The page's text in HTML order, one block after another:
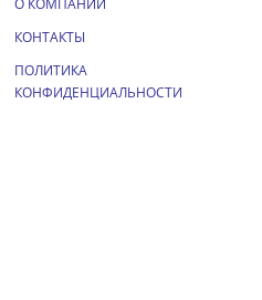
О КОМПАНИИ
КОНТАКТЫ
ПОЛИТИКА
КОНФИДЕНЦИАЛЬНОСТИ